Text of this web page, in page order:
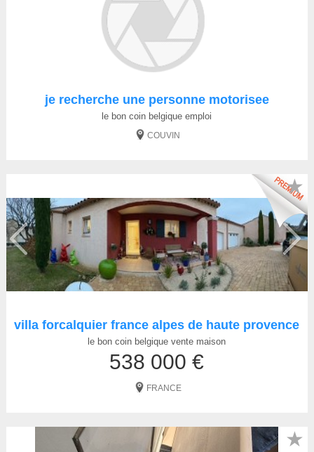
je recherche une personne motorisee
le bon coin belgique emploi
COUVIN
villa forcalquier france alpes de haute provence
le bon coin belgique vente maison
538 000 €
FRANCE
★
★